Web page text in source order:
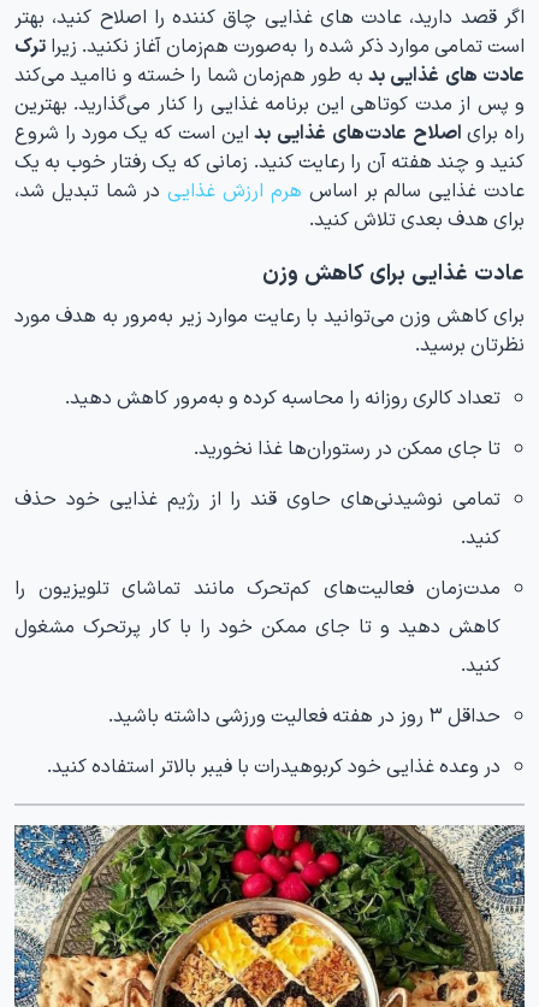
اگر قصد دارید، عادت های غذایی چاق کننده را اصلاح کنید، بهتر
است تمامی موارد ذکر شده را به‌صورت هم‌زمان آغاز نکنید. زیرا ترک
عادت های غذایی بد به طور هم‌زمان شما را خسته و ناامید می‌کند
و پس از مدت کوتاهی این برنامه غذایی را کنار می‌گذارید. بهترین
راه برای اصلاح عادت‌های غذایی بداین است که یک مورد را شروع
کنید و چند هفته آن را رعایت کنید. زمانی که یک رفتار خوب به یک
عادت غذایی سالم بر اساس هرم ارزش غذاییدر شما تبدیل شد،
برای هدف بعدی تلاش کنید.
عادت غذایی برای کاهش وزن
برای کاهش وزن می‌توانید با رعایت موارد زیر به‌مرور به هدف مورد
نظرتان برسید.
تعداد کالری روزانه را محاسبه کرده و به‌مرور کاهش دهید.
تا جای ممکن در رستوران‌ها غذا نخورید.
تمامی نوشیدنی‌های حاوی قند را از رژیم غذایی خود حذف
کنید.
مدت‌زمان فعالیت‌های کم‌تحرک مانند تماشای تلویزیون را
کاهش دهید و تا جای ممکن خود را با کار پرتحرک مشغول
کنید.
حداقل ۳ روز در هفته فعالیت ورزشی داشته باشید.
در وعده غذایی خود کربوهیدرات با فیبر بالاتر استفاده کنید.